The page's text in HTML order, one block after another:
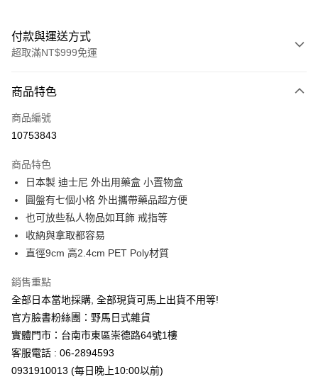
付款與運送方式
超取滿NT$999免運
信用卡一次付款
信用卡分期付款
合作金庫商業銀行
華南商業銀行
彰化商業銀行
上海商業儲蓄銀行
台北富邦商業銀行
國泰世華商業銀行
臺灣中小企業銀行
匯豐（台灣）商業銀行
聯邦商業銀行
元大商業銀行
台新國際商業銀行
中國信託商業銀行
台灣樂天信用卡公司
超商取貨付款
LINE Pay
Apple Pay
街口支付
悠遊付
Google Pay
ATM付款
運送方式
商品特色
商品編號
10753843
商品特色
日本製 迪士尼 外出用藥盒 小置物盒
圓盤有七個小格 外出攜帶藥品超方便
也可放些私人物品如耳飾 戒指等
收納與拿取都容易
直徑9cm 高2.4cm PET Poly材質
銷售重點
全部日本當地採購, 全部現貨可馬上出貨不用等!
官方臉書粉絲團：野馬日式雜貨
實體門市：台南市東區崇德路64號1樓
客服電話 : 06-2894593
0931910013 (每日晚上10:00以前)